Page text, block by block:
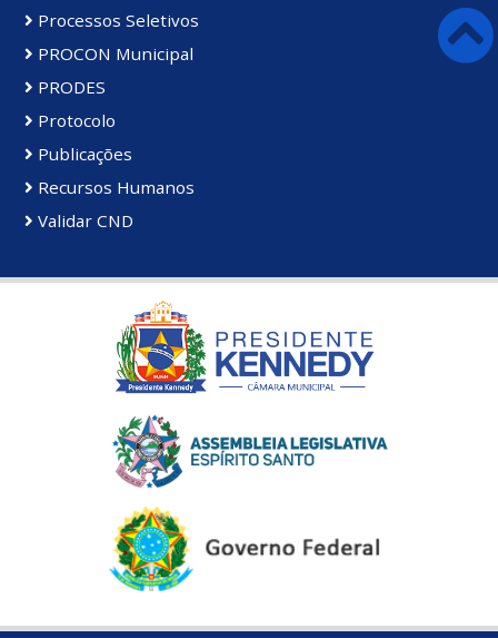
Processos Seletivos
PROCON Municipal
PRODES
Protocolo
Publicações
Recursos Humanos
Validar CND